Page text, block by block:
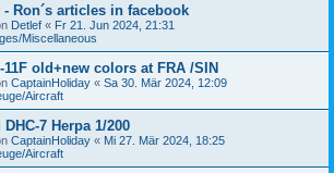
Ron´s articles in facebook
Detlef « Fr 21. Jun 2024, 21:31
Miscellaneous
11F old+new colors at FRA /SIN
CaptainHoliday « Sa 30. Mär 2024, 12:09
Aircraft
7 Herpa 1/200
CaptainHoliday « Mi 27. Mär 2024, 18:25
Aircraft